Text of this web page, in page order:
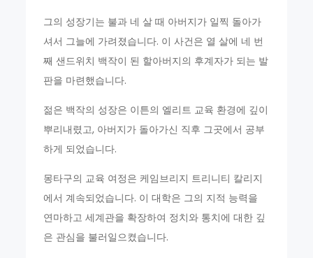
그의 성장기는 불과 네 살 때 아버지가 일찍 돌아가
셔서 그늘에 가려졌습니다. 이 사건은 열 살에 네 번
째 샌드위치 백작이 된 할아버지의 후계자가 되는 발
판을 마련했습니다.
젊은 백작의 성장은 이튼의 엘리트 교육 환경에 깊이
뿌리내렸고, 아버지가 돌아가신 직후 그곳에서 공부
하게 되었습니다.
몽타구의 교육 여정은 케임브리지 트리니티 칼리지
에서 계속되었습니다. 이 대학은 그의 지적 능력을
연마하고 세계관을 확장하여 정치와 통치에 대한 깊
은 관심을 불러일으켰습니다.